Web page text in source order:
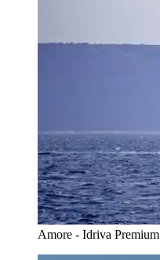
Amore - Idriva Premium